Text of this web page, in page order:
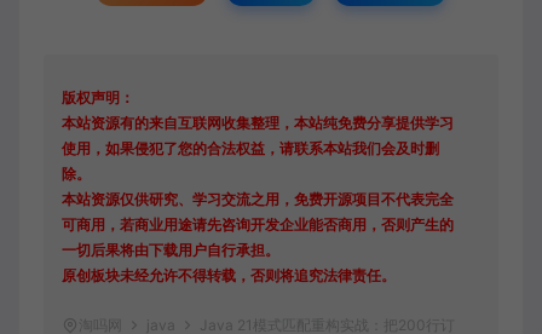
版权声明：
本站资源有的来自互联网收集整理，本站纯免费分享提供学习
使用，如果侵犯了您的合法权益，请联系本站我们会及时删
除。
本站资源仅供研究、学习交流之用，免费开源项目不代表完全
可商用，若商业用途请先咨询开发企业能否商用，否则产生的
一切后果将由下载用户自行承担。
原创板块未经允许不得转载，否则将追究法律责任。
淘吗网 java
Java 21模式匹配重构实战：把200行订